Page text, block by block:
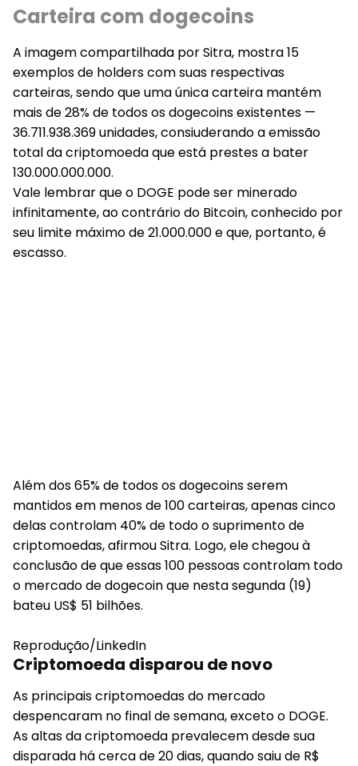
Carteira com dogecoins
A imagem compartilhada por Sitra, mostra 15
exemplos de holders com suas respectivas
carteiras, sendo que uma única carteira mantém
mais de 28% de todos os dogecoins existentes —
36.711.938.369 unidades, consiuderando a emissão
total da criptomoeda que está prestes a bater
130.000.000.000.
Vale lembrar que o DOGE pode ser minerado
infinitamente, ao contrário do Bitcoin, conhecido por
seu limite máximo de 21.000.000 e que, portanto, é
escasso.
Além dos 65% de todos os dogecoins serem
mantidos em menos de 100 carteiras, apenas cinco
delas controlam 40% de todo o suprimento de
criptomoedas, afirmou Sitra. Logo, ele chegou à
conclusão de que essas 100 pessoas controlam todo
o mercado de dogecoin que nesta segunda (19)
bateu US$ 51 bilhões.
Reprodução/LinkedIn
Criptomoeda disparou de novo
As principais criptomoedas do mercado
despencaram no final de semana, exceto o DOGE.
As altas da criptomoeda prevalecem desde sua
disparada há cerca de 20 dias, quando saiu de R$